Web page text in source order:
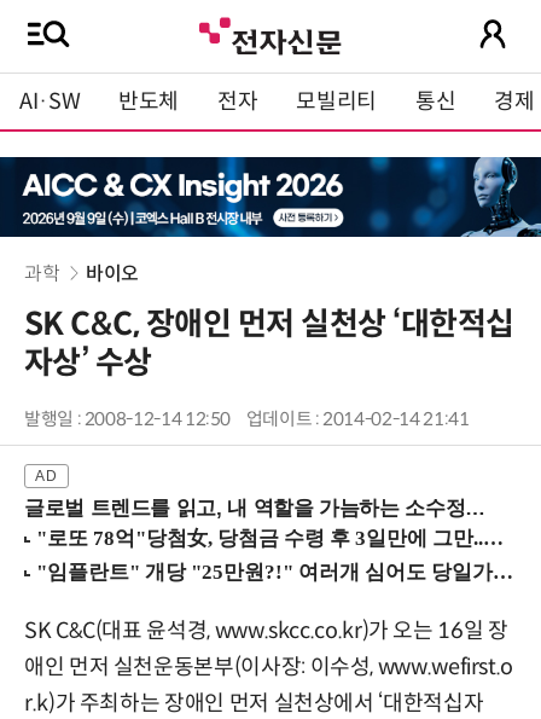
AI·SW 반도체 전자 모빌리티 통신 경제
과학 바이오
SK C&C, 장애인 먼저 실천상 ‘대한적십
자상’ 수상
발행일 : 2008-12-14 12:50 업데이트 : 2014-02-14 21:41
글로벌 트렌드를 읽고, 내 역할을 가늠하는 소수정예 실습 워크숍 (8/28 신논현역)
SK C&C(대표 윤석경, www.skcc.co.kr)가 오는 16일 장
애인 먼저 실천운동본부(이사장: 이수성, www.wefirst.o
r.k)가 주최하는 장애인 먼저 실천상에서 ‘대한적십자